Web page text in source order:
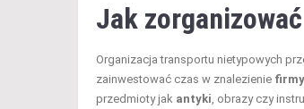
Jak
Organizacja transportu nietypowych
zainwestować czas w znalezienie
przedmioty jak antyki , obrazy czy